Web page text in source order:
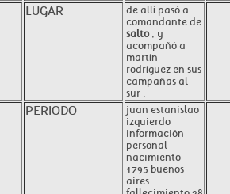
LUGAR
de allí pasó a
comandante de
salto, y
acompañó a
martín
rodríguez en sus
campañas al
sur .
PERIODO
juan estanislao
izquierdo
información
personal
nacimiento
1795 buenos
aires